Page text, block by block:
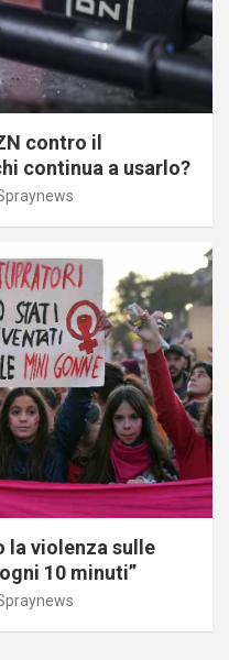
contro il
continua a usarlo?
la violenza sulle
10 minuti”